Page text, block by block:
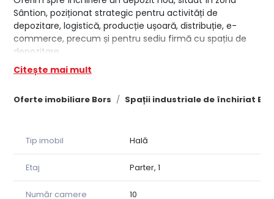
Oferte imobiliare Bors Spații industriale de închiriat
Sântion, poziționat strategic pentru activități de
depozitare, logistică, producție ușoară, distribuție, e-
commerce, precum și pentru sediu firmă cu spațiu de
depozitare.
Imobilul are o suprafață totală de 2.800 mp, cu o înălțime
eficiente. Proprietatea dispune de două rampe TIR pentru
pentru servirea mesei. Curtea este generoasă, permițând
parcarea și manevrarea facilă a autovehiculelor de mare
tonaj.
Citește mai mult
Tip imobil Hală
Etaj Parter, 1
Număr camere 10